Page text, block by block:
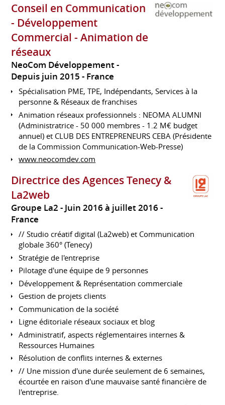
Conseil en Communication
- Développement
Commercial - Animation de
réseaux
NeoCom Développement
Depuis juin 2015 France
Spécialisation PME, TPE, Indépendants, Services à la
personne & Réseaux de franchises
Animation réseaux professionnels : NEOMA ALUMNI
(Administratrice - 50 000 membres - 1.2 M€ budget
annuel) et CLUB DES ENTREPRENEURS CEBA (Présidente
de la Commission Communication-Web-Presse)
www.neocomdev.com
Directrice des Agences Tenecy &
La2web
Groupe La2
Juin 2016 à juillet 2016
France
// Studio créatif digital (La2web) et Communication
globale 360° (Tenecy)
Stratégie de l'entreprise
Pilotage d'une équipe de 9 personnes
Développement & Représentation commerciale
Gestion de projets clients
Communication de la société
Ligne éditoriale réseaux sociaux et blog
Administratif, aspects réglementaires internes &
Ressources Humaines
Résolution de conflits internes & externes
// Une mission d'une durée seulement de 6 semaines,
écourtée en raison d'une mauvaise santé financière de
l'entreprise.